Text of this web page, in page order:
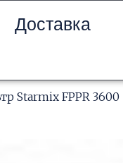
Доставка
Starmix FPPR 3600